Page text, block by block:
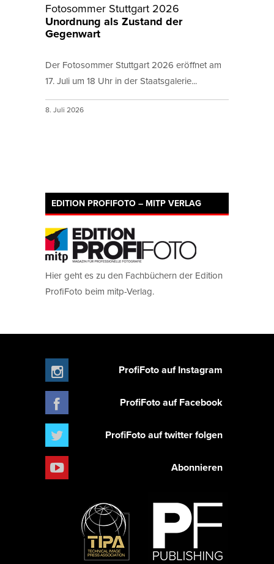
Fotosommer Stuttgart 2026
Unordnung als Zustand der
Gegenwart
Der Fotosommer Stuttgart 2026 eröffnet am
17. Juli um 18 Uhr in der Staatsgalerie...
8. Juli 2026
EDITION PROFIFOTO – MITP VERLAG
Hier geht es zu den Fachbüchern der Edition
ProfiFoto beim mitp-Verlag.
ProfiFoto auf Instagram
ProfiFoto auf Facebook
ProfiFoto auf twitter folgen
Abonnieren